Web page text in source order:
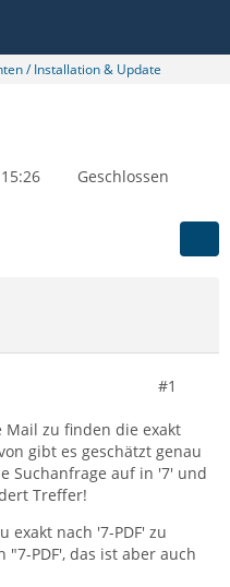
/ Installation & Update
Geschlossen
#1
zu finden die exakt
gibt es geschätzt genau
Suchanfrage auf in '7' und
Treffer!
nach '7-PDF' zu
PDF', das ist aber auch